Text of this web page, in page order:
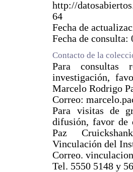
http://
64
Fecha de
Fecha de consulta:
Contacto de la
Para consultas
investigación,
Marcelo Rodrigo
Correo:
Para visitas de
difusión, favor
Paz
Vinculación del
Correo.
Tel. 5550 5148 y